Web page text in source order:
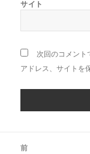
サイト
次回のコメン
アドレス、サイトを
前